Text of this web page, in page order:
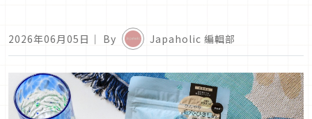
2026年06月05日 ｜ By Japaholic 編輯部